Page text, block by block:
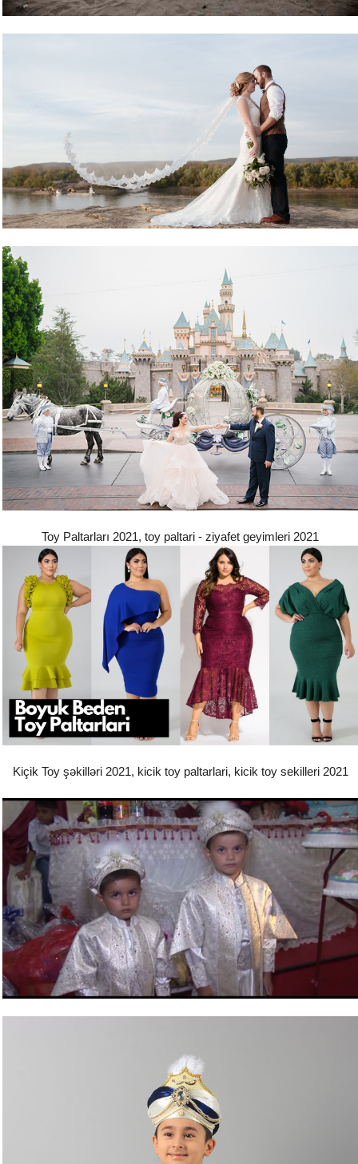
Toy Paltarları 2021, toy paltari - ziyafet geyimleri 2021
Kiçik Toy şəkilləri 2021, kicik toy paltarlari, kicik toy sekilleri 2021